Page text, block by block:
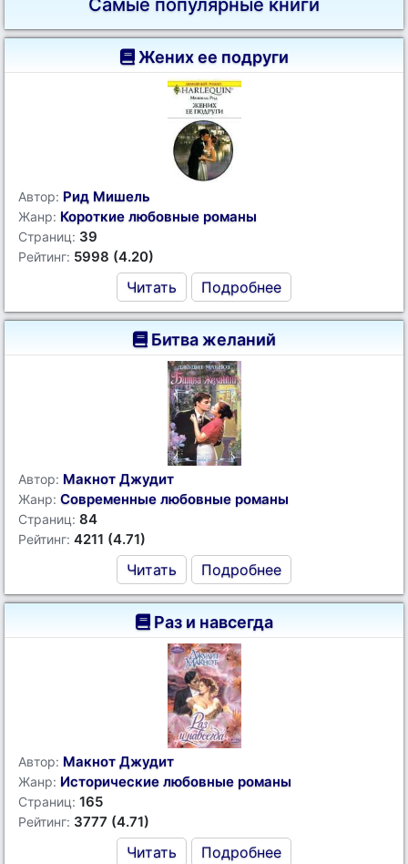
Самые популярные книги
Жених ее подруги
Автор: Рид Мишель
Жанр: Короткие любовные романы
Страниц: 39
Рейтинг: 5998 (4.20)
Читать Подробнее
Битва желаний
Автор: Макнот Джудит
Жанр: Современные любовные романы
Страниц: 84
Рейтинг: 4211 (4.71)
Читать Подробнее
Раз и навсегда
Автор: Макнот Джудит
Жанр: Исторические любовные романы
Страниц: 165
Рейтинг: 3777 (4.71)
Читать Подробнее